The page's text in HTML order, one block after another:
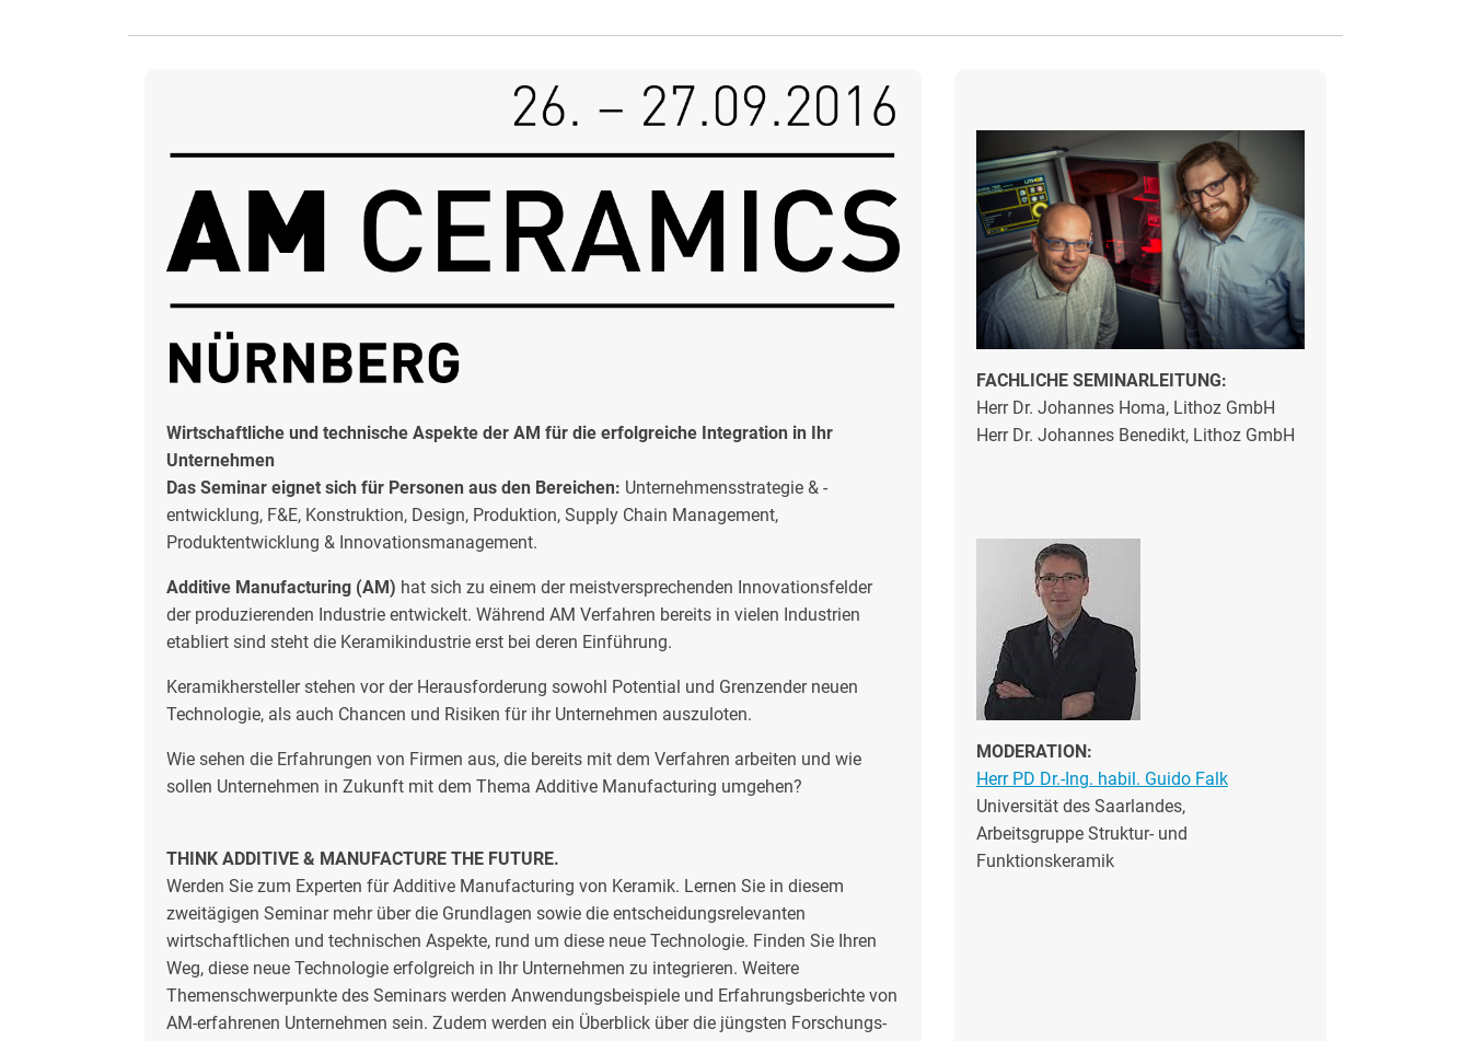
Wirtschaftliche und technische Aspekte der AM für die erfolgreiche Integration in Ihr
Unternehmen
Das Seminar eignet sich für Personen aus den Bereichen: Unternehmensstrategie & -
entwicklung, F&E, Konstruktion, Design, Produktion, Supply Chain Management,
Produktentwicklung & Innovationsmanagement.
Additive Manufacturing (AM) hat sich zu einem der meistversprechenden Innovationsfelder
der produzierenden Industrie entwickelt. Während AM Verfahren bereits in vielen Industrien
etabliert sind steht die Keramikindustrie erst bei deren Einführung.
Keramikhersteller stehen vor der Herausforderung sowohl Potential und Grenzender neuen
Technologie, als auch Chancen und Risiken für ihr Unternehmen auszuloten.
Wie sehen die Erfahrungen von Firmen aus, die bereits mit dem Verfahren arbeiten und wie
sollen Unternehmen in Zukunft mit dem Thema Additive Manufacturing umgehen?
THINK ADDITIVE & MANUFACTURE THE FUTURE.
Werden Sie zum Experten für Additive Manufacturing von Keramik. Lernen Sie in diesem
zweitägigen Seminar mehr über die Grundlagen sowie die entscheidungsrelevanten
wirtschaftlichen und technischen Aspekte, rund um diese neue Technologie. Finden Sie Ihren
Weg, diese neue Technologie erfolgreich in Ihr Unternehmen zu integrieren. Weitere
Themenschwerpunkte des Seminars werden Anwendungsbeispiele und Erfahrungsberichte von
AM-erfahrenen Unternehmen sein. Zudem werden ein Überblick über die jüngsten Forschungs-
FACHLICHE SEMINARLEITUNG:
Herr Dr. Johannes Homa, Lithoz GmbH
Herr Dr. Johannes Benedikt, Lithoz GmbH
MODERATION:
Herr PD Dr.-Ing. habil. Guido Falk
Universität des Saarlandes,
Arbeitsgruppe Struktur- und
Funktionskeramik